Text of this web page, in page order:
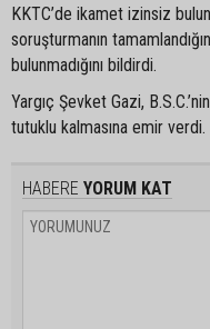
KKTC’de ikamet izinsiz
soruşturmanın
bulunmadığını bildirdi.
Yargıç Şevket Gazi,
tutuklu kalmasına emir verdi.
HABERE YORUM KAT